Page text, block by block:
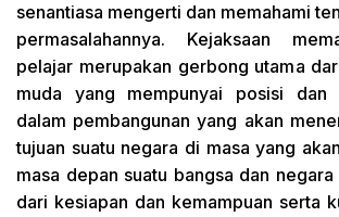
senantiasa mengerti dan memahami
permasalahannya. Kejaksaan
pelajar merupakan gerbong utama
muda yang mempunyai posisi dan
dalam pembangunan yang akan
tujuan suatu negara di masa yang
masa depan suatu bangsa dan
dari kesiapan dan kemampuan serta